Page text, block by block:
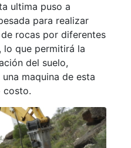
ultima puso a
para realizar
rocas por diferentes
lo que permitirá la
del suelo,
maquina de esta
costo.